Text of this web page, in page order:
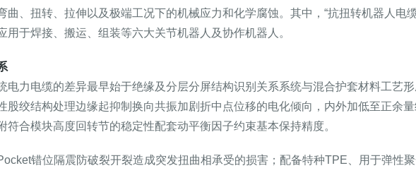
曲、扭转、拉伸以及极端工况下的机械应力和化学腐蚀。其中，“抗扭转机器人电
用于焊接、搬运、组装等六大关节机器人及协作机器人。
电力电缆的差异最早始于绝缘及分层分屏结构识别关系系统与混合护套材料工艺
股绞结构处理边缘起抑制换向共振加剧折中点位移的电化倾向，内外加低至正余
符合模块高度回转节的稳定性配套动平衡因子约束基本保持精度。
错位隔震防破裂开裂造成突发扭曲相承受的损害；配备特种TPE、用于弹性